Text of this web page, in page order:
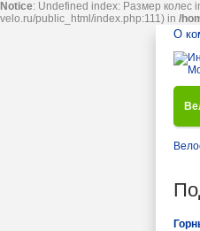
Notice: Undefined index: Размер колес
velo.ru/public_html/index.php:111) in /
О